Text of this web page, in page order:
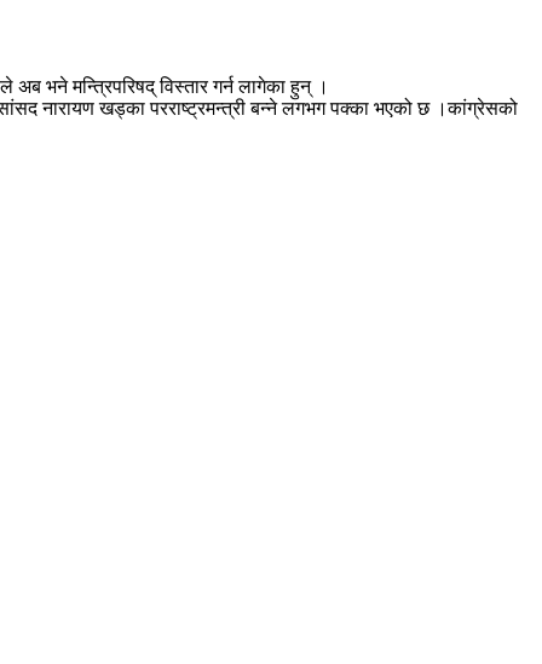
भने मन्त्रिपरिषद् विस्तार गर्न लागेका हुन् ।
नारायण खड्का परराष्ट्रमन्त्री बन्ने लगभग पक्का भएको छ ।कांग्रेसको